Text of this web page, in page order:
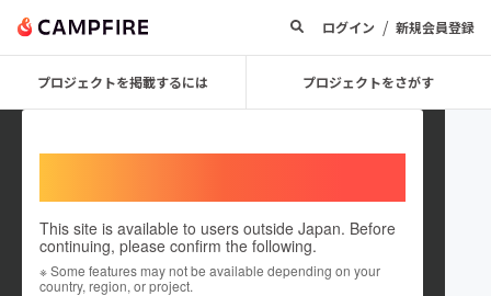
ログイン / 新規会員登録
プロジェクトを掲載するには プロジェクトをさがす
This site is available to users outside Japan. Before
continuing, please confirm the following.
※ Some features may not be available depending on your
country, region, or project.
norimorisaki